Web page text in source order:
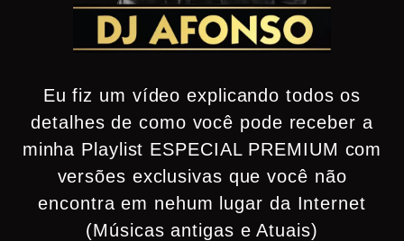
Eu fiz um vídeo explicando todos os
detalhes de como você pode receber a
minha Playlist ESPECIAL PREMIUM com
versões exclusivas que você não
encontra em nehum lugar da Internet
(Músicas antigas e Atuais)